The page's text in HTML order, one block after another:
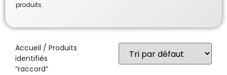
produits.
Accueil / Produits
identifiés
“raccord”